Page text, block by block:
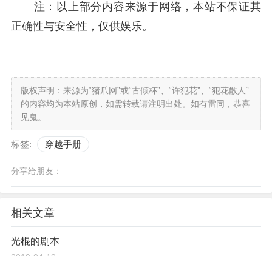
注：以上部分内容来源于网络，本站不保证其
正确性与安全性，仅供娱乐。
版权声明：来源为“猪爪网”或“古倾杯”、“许犯花”、“犯花散人”
的内容均为本站原创，如需转载请注明出处。如有雷同，恭喜
见鬼。
标签: 穿越手册
分享给朋友：
相关文章
光棍的剧本